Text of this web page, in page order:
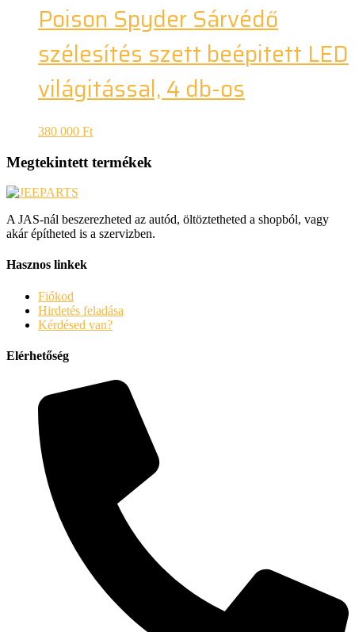
Poison Spyder Sárvédő
szélesítés szett beépitett LED
világitással, 4 db-os
380 000 Ft
Megtekintett termékek
A JAS-nál beszerezheted az autód, öltöztetheted a shopból, vagy
akár építheted is a szervizben.
Hasznos linkek
Fiókod
Hirdetés feladása
Kérdésed van?
Elérhetőség